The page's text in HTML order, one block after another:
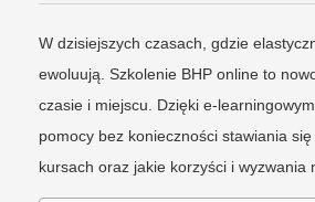
W dzisiejszych czasach, gdzie
ewoluują. Szkolenie BHP online to
czasie i miejscu. Dzięki e-
pomocy bez konieczności stawiania
kursach oraz jakie korzyści i wyzwania